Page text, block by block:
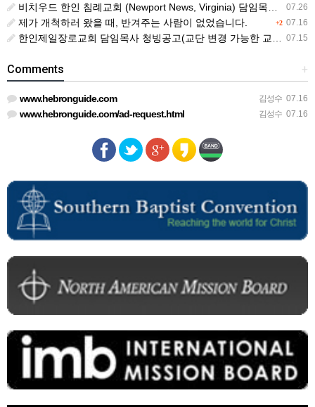
07.26
비치우드 한인 침례교회 (Newport News, Virginia) 담임목사 청빙
+2 07.16
제가 개척하러 왔을 때, 반겨주는 사람이 없었습니다.
07.15
한인제일장로교회 담임목사 청빙공고(교단 변경 가능한 교회)
+
Comments
김성수 07.16
www.hebronguide.com
김성수 07.16
www.hebronguide.com/ad-request.html